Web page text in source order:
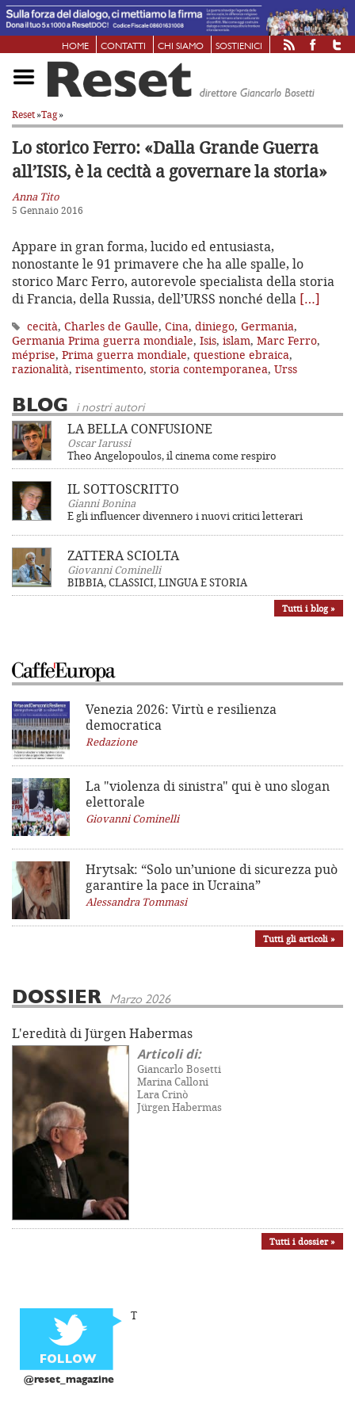
HOME CONTATTI CHI SIAMO SOSTIENICI
Reset»Tag»
Lo storico Ferro: «Dalla Grande Guerra
all’ISIS, è la cecità a governare la storia»
Anna Tito
5 Gennaio 2016
Appare in gran forma, lucido ed entusiasta,
nonostante le 91 primavere che ha alle spalle, lo
storico Marc Ferro, autorevole specialista della storia
di Francia, della Russia, dell’URSS nonché della […]
cecità, Charles de Gaulle, Cina, diniego, Germania,
Germania Prima guerra mondiale, Isis, islam, Marc Ferro,
méprise, Prima guerra mondiale, questione ebraica,
razionalità, risentimento, storia contemporanea, Urss
BLOG i nostri autori
LA BELLA CONFUSIONE
Oscar Iarussi
Theo Angelopoulos, il cinema come respiro
IL SOTTOSCRITTO
Gianni Bonina
E gli influencer divennero i nuovi critici letterari
ZATTERA SCIOLTA
Giovanni Cominelli
BIBBIA, CLASSICI, LINGUA E STORIA
Tutti i blog »
Venezia 2026: Virtù e resilienza
democratica
Redazione
La "violenza di sinistra" qui è uno slogan
elettorale
Giovanni Cominelli
Hrytsak: “Solo un’unione di sicurezza può
garantire la pace in Ucraina”
Alessandra Tommasi
Tutti gli articoli »
DOSSIER Marzo 2026
L'eredità di Jürgen Habermas
Articoli di:
Giancarlo Bosetti
Marina Calloni
Lara Crinò
Jürgen Habermas
Tutti i dossier »
@reset_magazine
T